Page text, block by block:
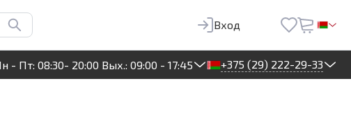
Вход
- Пт: 08:30- 20:00 Вых.: 09:00 - 17:45 +375 (29) 222-29-33